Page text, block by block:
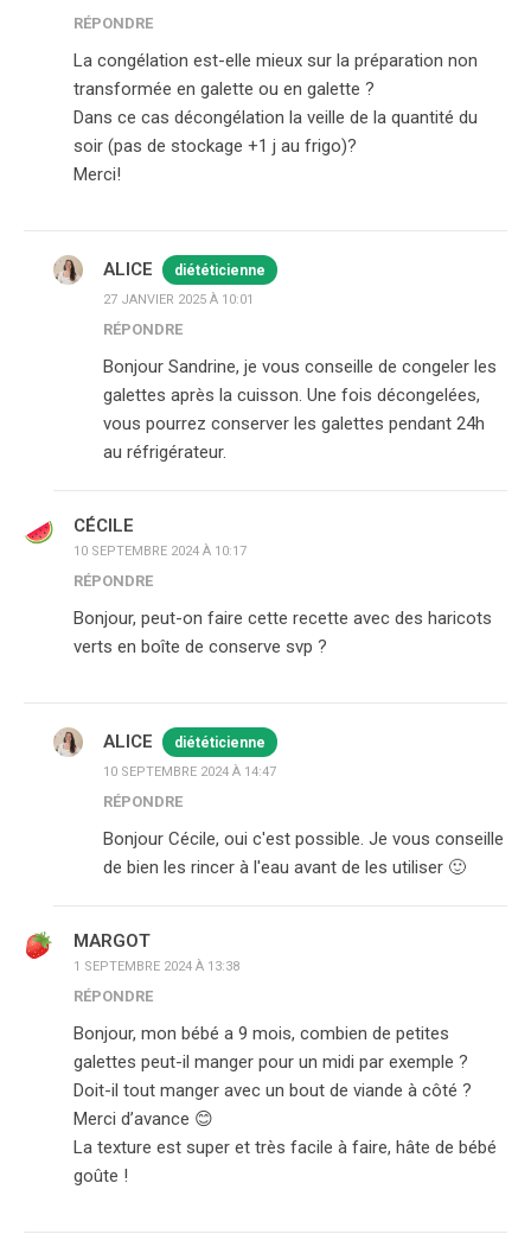
RÉPONDRE
La congélation est-elle mieux sur la préparation non
transformée en galette ou en galette ?
Dans ce cas décongélation la veille de la quantité du
soir (pas de stockage +1 j au frigo)?
Merci!
ALICE diététicienne
27 JANVIER 2025 À 10:01
RÉPONDRE
Bonjour Sandrine, je vous conseille de congeler les
galettes après la cuisson. Une fois décongelées,
vous pourrez conserver les galettes pendant 24h
au réfrigérateur.
CÉCILE
10 SEPTEMBRE 2024 À 10:17
RÉPONDRE
Bonjour, peut-on faire cette recette avec des haricots
verts en boîte de conserve svp ?
ALICE diététicienne
10 SEPTEMBRE 2024 À 14:47
RÉPONDRE
Bonjour Cécile, oui c'est possible. Je vous conseille
de bien les rincer à l'eau avant de les utiliser 🙂
MARGOT
1 SEPTEMBRE 2024 À 13:38
RÉPONDRE
Bonjour, mon bébé a 9 mois, combien de petites
galettes peut-il manger pour un midi par exemple ?
Doit-il tout manger avec un bout de viande à côté ?
Merci d’avance 😊
La texture est super et très facile à faire, hâte de bébé
goûte !